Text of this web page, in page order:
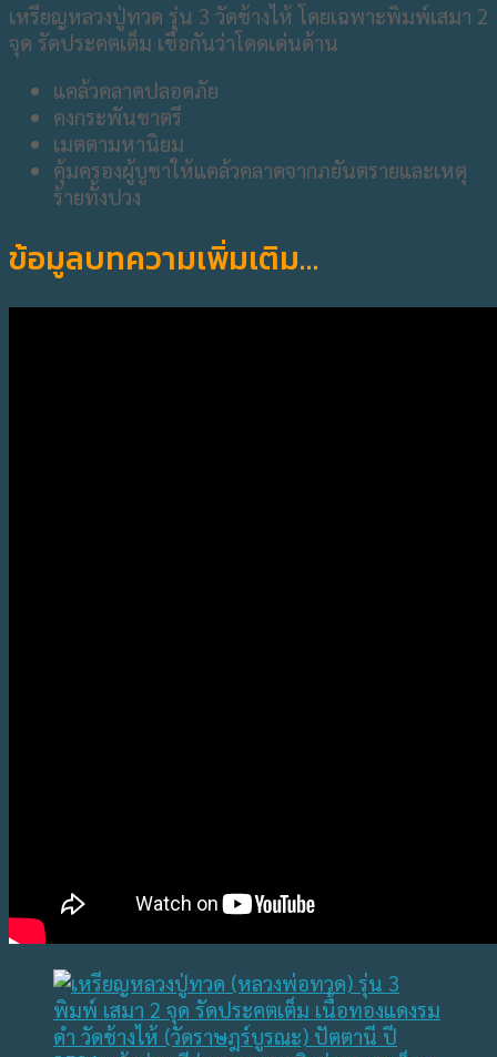
เหรียญหลวงปู่ทวด รุ่น 3 วัดช้างไห้ โดยเฉพาะพิมพ์เสมา 2
จุด รัดประคตเต็ม เชื่อกันว่าโดดเด่นด้าน
แคล้วคลาดปลอดภัย
คงกระพันชาตรี
เมตตามหานิยม
คุ้มครองผู้บูชาให้แคล้วคลาดจากภยันตรายและเหตุ
ร้ายทั้งปวง
ข้อมูลบทความเพิ่มเติม…